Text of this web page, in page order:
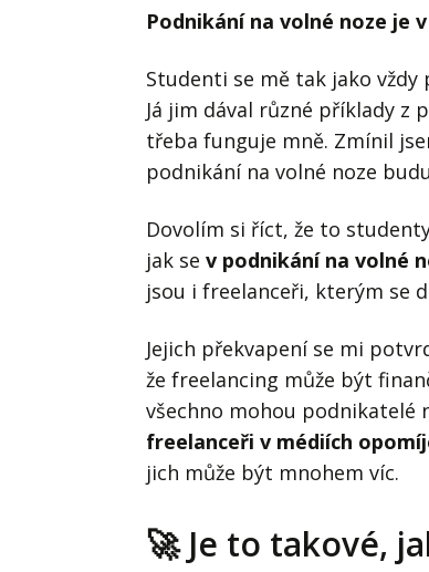
Podnikání na volné noze je
Studenti se mě tak jako
Já jim dával různé příklady z
třeba funguje mně. Zmínil
podnikání na volné noze
Dovolím si říct, že to
jak se v podnikání na volné
jsou i freelanceři, kterým se
Jejich překvapení se mi
že freelancing může být
všechno mohou podnikatelé
freelanceři v médiích
jich může být mnohem víc.
🚀 Je to takové,